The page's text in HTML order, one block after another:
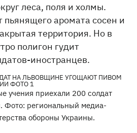
леса, поля и холмы.
пьянящего аромата сосен и
территория. Но в
полигон гудит
иностранцев.
учения приехали 200 солдат
Фото: региональный медиа-
обороны Украины.